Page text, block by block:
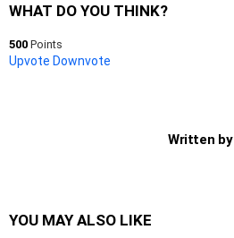
WHAT DO YOU THINK?
500 Points
Upvote Downvote
Written by
YOU MAY ALSO LIKE